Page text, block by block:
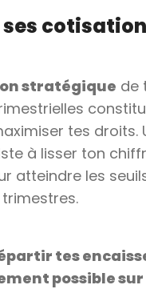
stratégique de
tes droits.
à lisser ton
atteindre les
tes
possible sur